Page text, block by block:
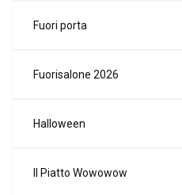
Fuori porta
Fuorisalone 2026
Halloween
Il Piatto Wowowow